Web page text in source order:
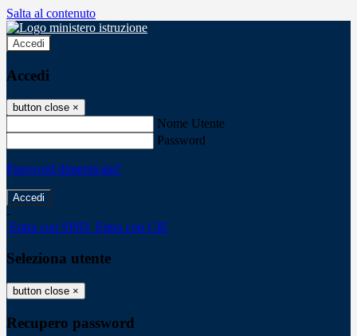
Salta al contenuto
Accedi
Accedi
button close ×
Nome Utente
Password
Password dimenticata?
-
Entra con SPID Entra con CIE
Seleziona utente
button close ×
Recupero password